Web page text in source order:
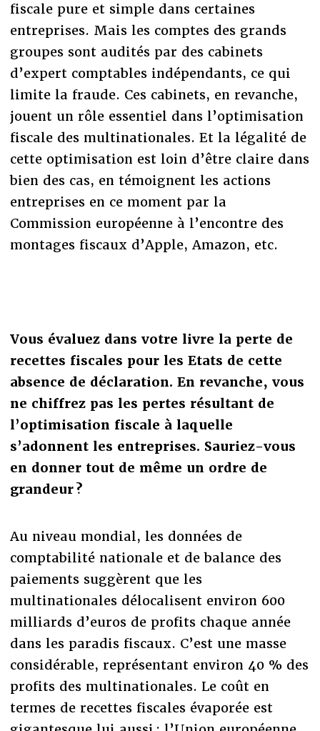
fiscale pure et simple dans certaines
entreprises. Mais les comptes des grands
groupes sont audités par des cabinets
d’expert comptables indépendants, ce qui
limite la fraude. Ces cabinets, en revanche,
jouent un rôle essentiel dans l’optimisation
fiscale des multinationales. Et la légalité de
cette optimisation est loin d’être claire dans
bien des cas, en témoignent les actions
entreprises en ce moment par la
Commission européenne à l’encontre des
montages fiscaux d’Apple, Amazon, etc.
Vous évaluez dans votre livre la perte de
recettes fiscales pour les Etats de cette
absence de déclaration. En revanche, vous
ne chiffrez pas les pertes résultant de
l’optimisation fiscale à laquelle
s’adonnent les entreprises. Sauriez-vous
en donner tout de même un ordre de
grandeur ?
Au niveau mondial, les données de
comptabilité nationale et de balance des
paiements suggèrent que les
multinationales délocalisent environ 600
milliards d’euros de profits chaque année
dans les paradis fiscaux. C’est une masse
considérable, représentant environ 40 % des
profits des multinationales. Le coût en
termes de recettes fiscales évaporée est